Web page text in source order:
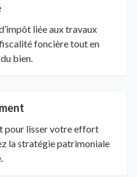
liée aux travaux
foncière tout en
bien.
pour lisser votre effort
la stratégie patrimoniale